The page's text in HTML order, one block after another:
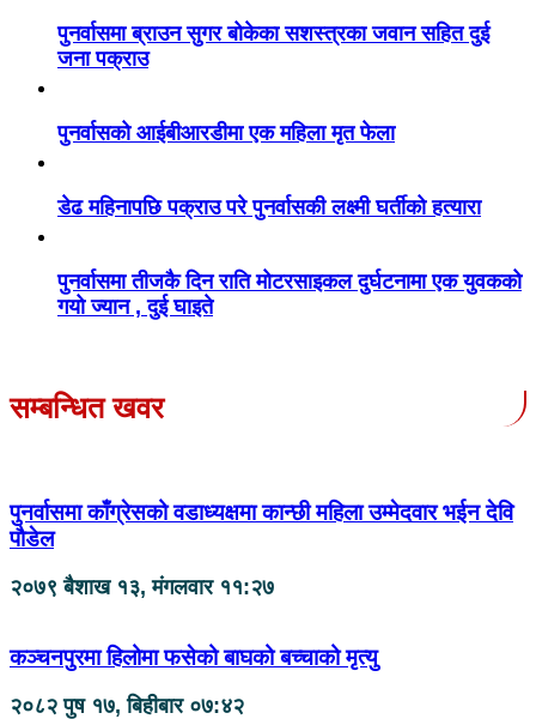
पुनर्वासमा ब्राउन सुगर बोकेका सशस्त्रका जवान सहित दुई
जना पक्राउ
पुनर्वासको आईबीआरडीमा एक महिला मृत फेला
डेढ महिनापछि पक्राउ परे पुनर्वासकी लक्ष्मी घर्तीको हत्यारा
पुनर्वासमा तीजकै दिन राति मोटरसाइकल दुर्घटनामा एक युवकको
गयो ज्यान , दुई घाइते
सम्बन्धित खवर
पुनर्वासमा काँग्रेसको वडाध्यक्षमा कान्छी महिला उम्मेदवार भईन देवि
पौडेल
२०७९ बैशाख १३, मंगलवार ११:२७
कञ्चनपुरमा हिलोमा फसेको बाघको बच्चाको मृत्यु
२०८२ पुष १७, बिहीबार ०७:४२